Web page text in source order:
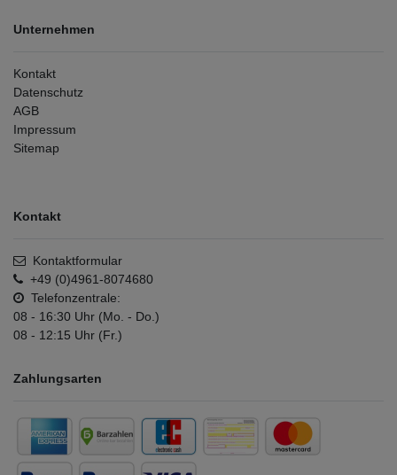
Unternehmen
Kontakt
Datenschutz
AGB
Impressum
Sitemap
Kontakt
Kontaktformular
+49 (0)4961-8074680
Telefonzentrale:
08 - 16:30 Uhr (Mo. - Do.)
08 - 12:15 Uhr (Fr.)
Zahlungsarten